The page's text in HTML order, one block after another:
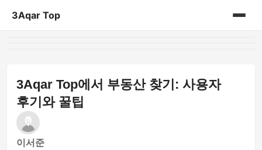
3Aqar Top
3Aqar Top에서 부동산 찾기: 사용자
후기와 꿀팁
이서준